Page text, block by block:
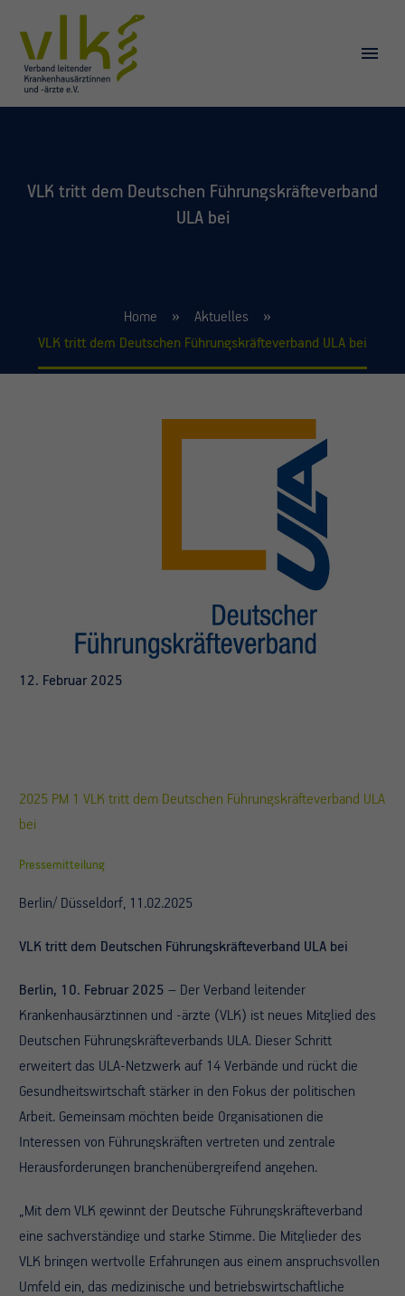
VLK tritt dem Deutschen Führungskräfteverband
ULA bei
Home
Aktuelles
VLK tritt dem Deutschen Führungskräfteverband ULA bei
12. Februar 2025
2025 PM 1 VLK tritt dem Deutschen Führungskräfteverband ULA
bei
Pressemitteilung
Berlin/ Düsseldorf, 11.02.2025
VLK tritt dem Deutschen Führungskräfteverband ULA bei
Berlin, 10. Februar 2025 – Der Verband leitender
Krankenhausärztinnen und -ärzte (VLK) ist neues Mitglied des
Deutschen Führungskräfteverbands ULA. Dieser Schritt
erweitert das ULA-Netzwerk auf 14 Verbände und rückt die
Gesundheitswirtschaft stärker in den Fokus der politischen
Arbeit. Gemeinsam möchten beide Organisationen die
Interessen von Führungskräften vertreten und zentrale
Herausforderungen branchenübergreifend angehen.
„Mit dem VLK gewinnt der Deutsche Führungskräfteverband
eine sachverständige und starke Stimme. Die Mitglieder des
VLK bringen wertvolle Erfahrungen aus einem anspruchsvollen
Umfeld ein, das medizinische und betriebswirtschaftliche